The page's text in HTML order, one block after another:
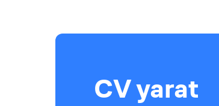
CV yarat